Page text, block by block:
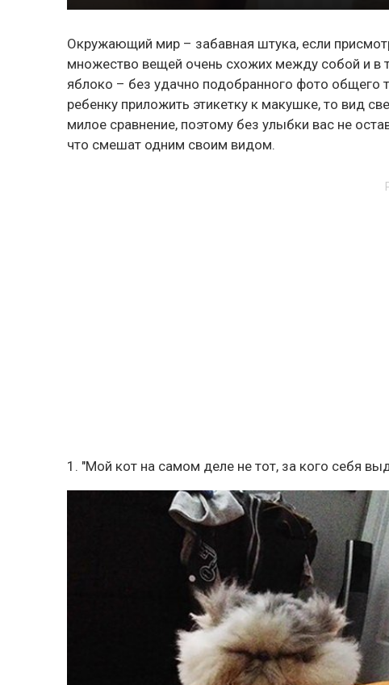
Окружающий мир – забавная штука, если
множество вещей очень схожих между собой и в
яблоко – без удачно подобранного фото общего
ребенку приложить этикетку к макушке, то вид
милое сравнение, поэтому без улыбки вас не
что смешат одним своим видом.
1. "Мой кот на самом деле не тот, за кого себя